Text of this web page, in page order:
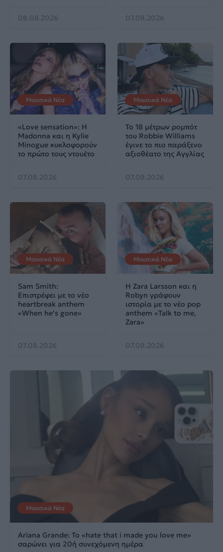
08.08.2026 07.08.2026
Μουσικά Νέα
«Love sensation»: Η
Madonna και η Kylie
Minogue κυκλοφορούν
το πρώτο τους ντουέτο
07.08.2026
Μουσικά Νέα
Το 18 μέτρων ρομπότ
του Robbie Williams
έγινε το πιο παράξενο
αξιοθέατο της Αγγλίας
07.08.2026
Μουσικά Νέα
Sam Smith:
Επιστρέφει με το νέο
heartbreak anthem
«When he’s gone»
07.08.2026
Μουσικά Νέα
Η Zara Larsson και η
Robyn γράφουν
ιστορία με το νέο pop
anthem «Talk to me,
Zara»
07.08.2026
Μουσικά Νέα
Ariana Grande: Το «hate that i made you love me»
σαρώνει για 20ή συνεχόμενη ημέρα